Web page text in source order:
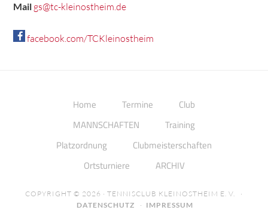
Mail gs@tc-kleinostheim.de
facebook.com/TCKleinostheim
Home Termine
Club
MANNSCHAFTEN
Training
Platzordnung
Clubmeisterschaften
Ortsturniere
ARCHIV
COPYRIGHT © 2026 · TENNISCLUB KLEINOSTHEIM E. V. ·
DATENSCHUTZ · IMPRESSUM